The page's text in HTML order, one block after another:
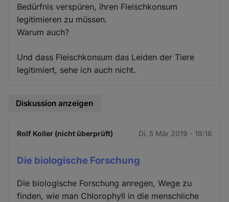
Bedürfnis verspüren, ihren Fleischkonsum
legitimieren zu müssen.
Warum auch?
Und dass Fleischkonsum das Leiden der Tiere
legitimiert, sehe ich auch nicht.
Diskussion anzeigen
Rolf Koller (nicht überprüft) Di. 5 Mär 2019 - 19:16
Die biologische Forschung
Die biologische Forschung anregen, Wege zu
finden, wie man Chlorophyll in die menschliche